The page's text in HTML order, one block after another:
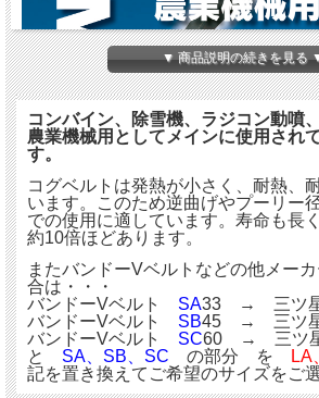
▼ 商品説明の続きを見る
コンバイン、除雪機、ラジコン動噴
農業機械用としてメインに使用され
す。
コグベルトは発熱が小さく、耐熱、
います。このため逆曲げやプーリー
での使用に適しています。寿命も長
約10倍ほどあります。
またバンドーVベルトなどの他メー
合は・・・
バンドーVベルト SA33 → 三ツ星
バンドーVベルト SB45 → 三ツ星
バンドーVベルト SC60 → 三ツ星
と SA、SB、SC の部分 を LA
記を置き換えてご希望のサイズをご